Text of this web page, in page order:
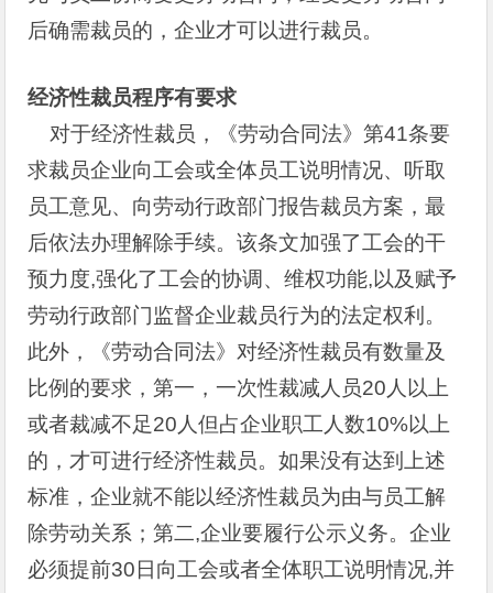
后确需裁员的，企业才可以进行裁员。
经济性裁员程序有要求
对于经济性裁员，《劳动合同法》第41条要
求裁员企业向工会或全体员工说明情况、听取
员工意见、向劳动行政部门报告裁员方案，最
后依法办理解除手续。该条文加强了工会的干
预力度,强化了工会的协调、维权功能,以及赋予
劳动行政部门监督企业裁员行为的法定权利。
此外，《劳动合同法》对经济性裁员有数量及
比例的要求，第一，一次性裁减人员20人以上
或者裁减不足20人但占企业职工人数10%以上
的，才可进行经济性裁员。如果没有达到上述
标准，企业就不能以经济性裁员为由与员工解
除劳动关系；第二,企业要履行公示义务。企业
必须提前30日向工会或者全体职工说明情况,并